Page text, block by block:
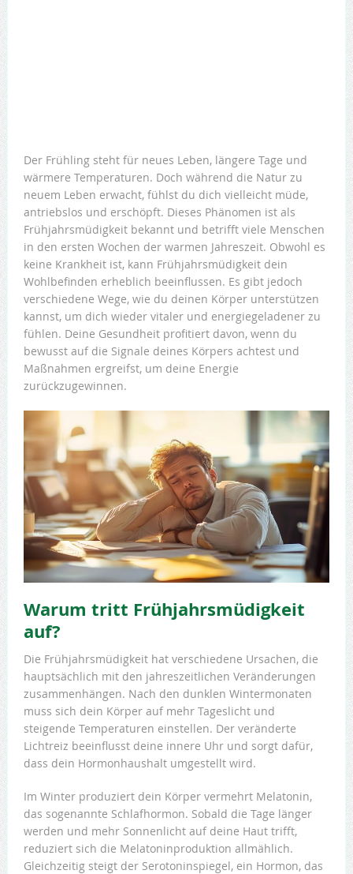
Der Frühling steht für neues Leben, längere Tage und
wärmere Temperaturen. Doch während die Natur zu
neuem Leben erwacht, fühlst du dich vielleicht müde,
antriebslos und erschöpft. Dieses Phänomen ist als
Frühjahrsmüdigkeit bekannt und betrifft viele Menschen
in den ersten Wochen der warmen Jahreszeit. Obwohl es
keine Krankheit ist, kann Frühjahrsmüdigkeit dein
Wohlbefinden erheblich beeinflussen. Es gibt jedoch
verschiedene Wege, wie du deinen Körper unterstützen
kannst, um dich wieder vitaler und energiegeladener zu
fühlen. Deine Gesundheit profitiert davon, wenn du
bewusst auf die Signale deines Körpers achtest und
Maßnahmen ergreifst, um deine Energie
zurückzugewinnen.
Warum tritt Frühjahrsmüdigkeit
auf?
Die Frühjahrsmüdigkeit hat verschiedene Ursachen, die
hauptsächlich mit den jahreszeitlichen Veränderungen
zusammenhängen. Nach den dunklen Wintermonaten
muss sich dein Körper auf mehr Tageslicht und
steigende Temperaturen einstellen. Der veränderte
Lichtreiz beeinflusst deine innere Uhr und sorgt dafür,
dass dein Hormonhaushalt umgestellt wird.
Im Winter produziert dein Körper vermehrt Melatonin,
das sogenannte Schlafhormon. Sobald die Tage länger
werden und mehr Sonnenlicht auf deine Haut trifft,
reduziert sich die Melatoninproduktion allmählich.
Gleichzeitig steigt der Serotoninspiegel, ein Hormon, das